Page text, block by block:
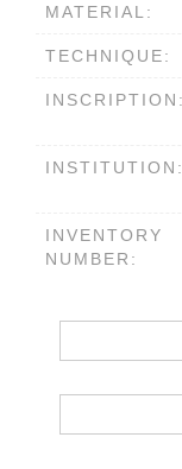
MATERIAL:
TECHNIQUE:
INSCRIPTION:
INSTITUTION:
INVENTORY
NUMBER: